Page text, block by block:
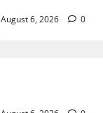
August 6, 2026
0